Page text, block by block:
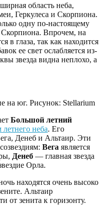
область неба,
Геркулеса и Скорпиона.
одну по-настоящему
Скорпиона. Впрочем, на
в глаза, так как находится
ее свет ослабляется из-
звезда видна неплохо, а
на юг. Рисунок: Stellarium
Большой летний
неба. Его
Денеб и Альтаир. Эти
Вега является
Денеб — главная звезда
Орла.
находятся очень высоко
Альтаир
от зенита к горизонту.